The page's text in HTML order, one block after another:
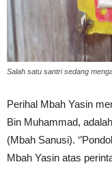
Salah satu santri sedang
Perihal Mbah Yasin
Bin Muhammad,
(Mbah Sanusi).
Mbah Yasin atas